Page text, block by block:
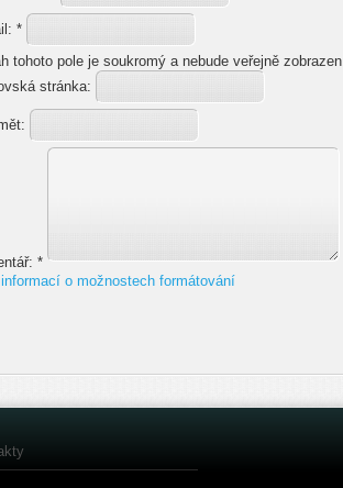
*
tohoto pole je soukromý a nebude veřejně zobrazen.
stránka:
*
o možnostech formátování